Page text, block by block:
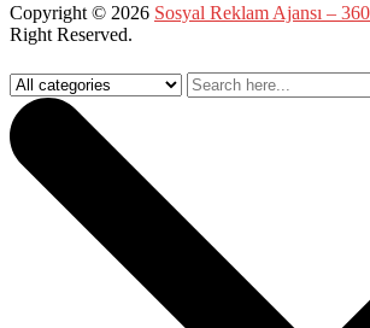
Copyright © 2026 Sosyal Reklam Ajansı –
Right Reserved.